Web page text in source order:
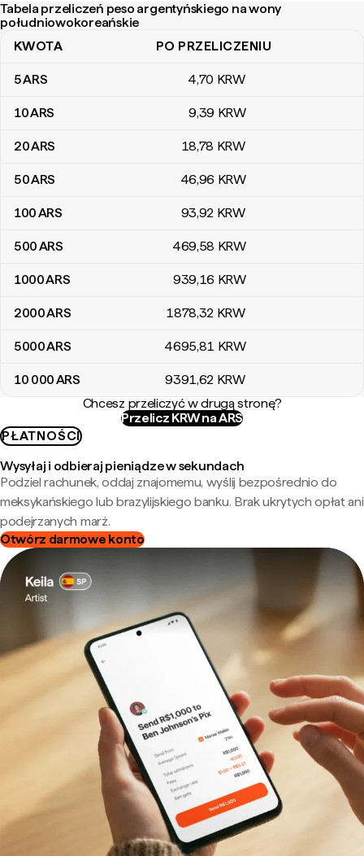
Tabela przeliczeń peso argentyńskiego na wony
południowokoreańskie
Tabela przeliczeń peso argentyńskiego na wony
KWOTA PO PRZELICZENIU
5ARS 4,70 KRW
10ARS 9,39 KRW
20ARS 18,78 KRW
50ARS 46,96 KRW
100ARS 93,92 KRW
500ARS 469,58 KRW
1000ARS 939,16 KRW
2000ARS 1878,32 KRW
5000ARS 4695,81 KRW
10 000ARS 9391,62 KRW
Chcesz przeliczyć w drugą stronę?
Przelicz KRW na ARS
PŁATNOŚCI
Wysyłaj i odbieraj pieniądze w sekundach
Podziel rachunek, oddaj znajomemu, wyślij bezpośrednio do
meksykańskiego lub brazylijskiego banku. Brak ukrytych opłat ani
podejrzanych marż.
Otwórz darmowe konto